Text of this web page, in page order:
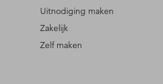
Uitnodiging maken
Zakelijk
Zelf maken